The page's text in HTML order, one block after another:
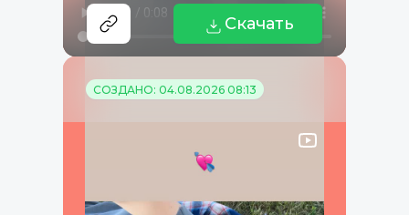
Скачать
СОЗДАНО: 04.08.2026 08:13